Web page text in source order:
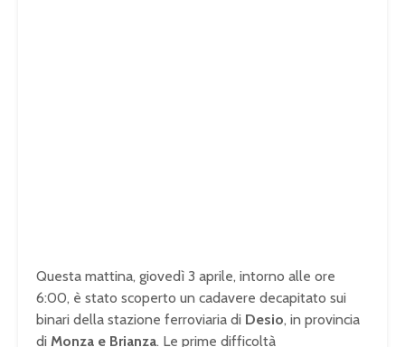
Questa mattina, giovedì 3 aprile, intorno alle ore
6:00, è stato scoperto un cadavere decapitato sui
binari della stazione ferroviaria di Desio, in provincia
di Monza e Brianza. Le prime difficoltà